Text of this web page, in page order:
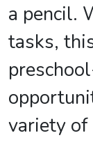
a pencil.
tasks,
variety